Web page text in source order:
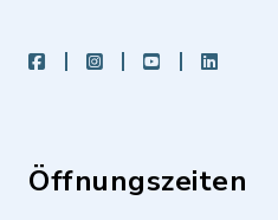
facebookinstagramyoutubeLinkedIn
Öffnungszeiten